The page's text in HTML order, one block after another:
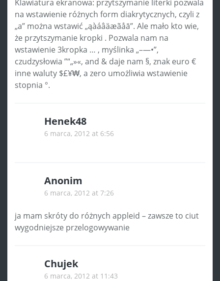
Klawiatura ekranowa: przytszymanie literki pozwala
na wstawienie różnych form diakrytycznych, czyli z
„a” można wstawić „ąàáâäæãåā”. Ale mało kto wie,
że przytszymanie kropki . Pozwala nam na
wstawienie 3kropka … , myślinka „–—•”,
czudzysłowia ”“„»«, and & daje nam §, znak euro €
inne waluty $£¥₩, a zero umożliwia wstawienie
stopnia °.
Henek48
6 marca, 2012 at 6:56
Anonim
6 marca, 2012 at 7:26
ja mam skróty do różnych appleid – zawsze to ciut
wygodniejsze przelogowywanie
Chujek
6 marca, 2012 at 11:43